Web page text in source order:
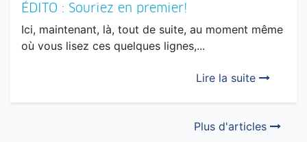
ÉDITO : Souriez en premier!
Ici, maintenant, là, tout de suite, au moment même
où vous lisez ces quelques lignes,...
Lire la suite
Plus d'articles